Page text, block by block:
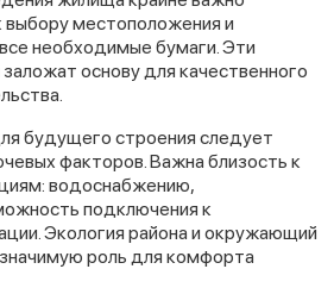
местоположения и
необходимые бумаги. Эти
основу для качественного
будущего строения следует
факторов. Важна близость к
водоснабжению,
подключения к
Экология района и окружающий
роль для комфорта